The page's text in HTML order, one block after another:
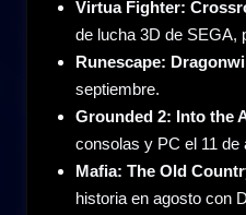
Virtua Fighter:
de lucha 3D de SEGA,
Runescape:
septiembre.
Grounded 2: Into the
consolas y PC el 11 de
Mafia: The Old
historia en agosto con